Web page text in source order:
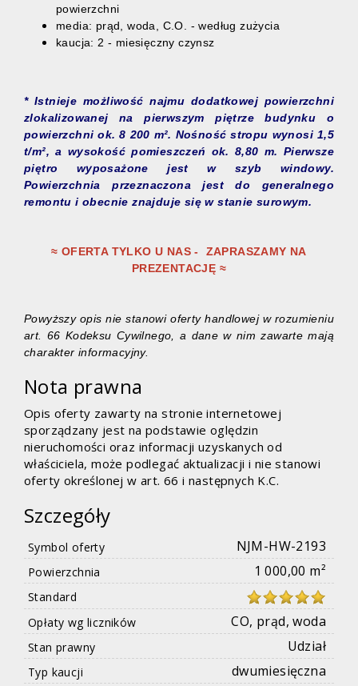
powierzchni
media: prąd, woda, C.O. - według zużycia
kaucja: 2 - miesięczny czynsz
* Istnieje możliwość najmu dodatkowej powierzchni
zlokalizowanej na pierwszym piętrze budynku o
powierzchni ok. 8 200 m². Nośność stropu wynosi 1,5
t/m², a wysokość pomieszczeń ok. 8,80 m. Pierwsze
piętro wyposażone jest w szyb windowy.
Powierzchnia przeznaczona jest do generalnego
remontu i obecnie znajduje się w stanie surowym.
≈ OFERTA TYLKO U NAS - ZAPRASZAMY NA
PREZENTACJĘ ≈
Powyższy opis nie stanowi oferty handlowej w rozumieniu
art. 66 Kodeksu Cywilnego, a dane w nim zawarte mają
charakter informacyjny.
Nota prawna
Opis oferty zawarty na stronie internetowej
sporządzany jest na podstawie oględzin
nieruchomości oraz informacji uzyskanych od
właściciela, może podlegać aktualizacji i nie stanowi
oferty określonej w art. 66 i następnych K.C.
Szczegóły
Symbol oferty NJM-HW-2193
Powierzchnia 1 000,00 m²
Standard
Opłaty wg liczników
CO, prąd, woda
Stan prawny Udział
Typ kaucji dwumiesięczna